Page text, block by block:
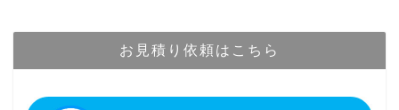
お見積り依頼はこちら